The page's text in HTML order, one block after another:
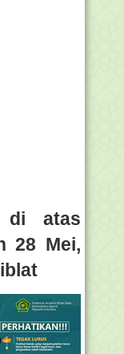
di atas
28 Mei,